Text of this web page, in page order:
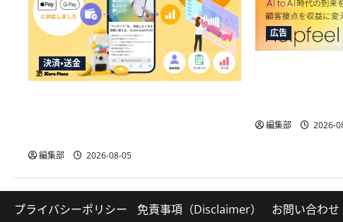
決済・送金
編集部 2026-08-05
広告
編集部 2026-
プライバシーポリシー 免責事項（Disclaimer） お問い合わせ